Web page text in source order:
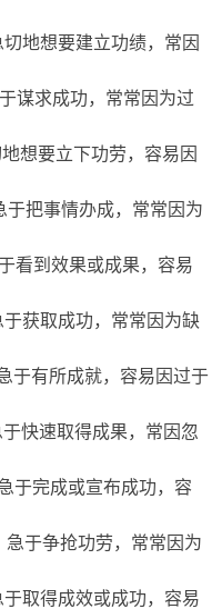
切地想要建立功绩，常因
谋求成功，常常因为过
想要立下功劳，容易因
于把事情办成，常常因为
看到效果或成果，容易
于获取成功，常常因为缺
于有所成就，容易因过于
于快速取得成果，常因忽
于完成或宣布成功，容
急于争抢功劳，常常因为
于取得成效或成功，容易